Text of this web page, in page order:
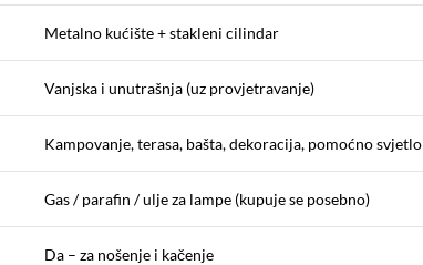
Metalno kućište + stakleni cilindar
Vanjska i unutrašnja (uz provjetravanje)
Kampovanje, terasa, bašta, dekoracija, pomoćno svjetlo
Gas / parafin / ulje za lampe (kupuje se posebno)
Da – za nošenje i kačenje